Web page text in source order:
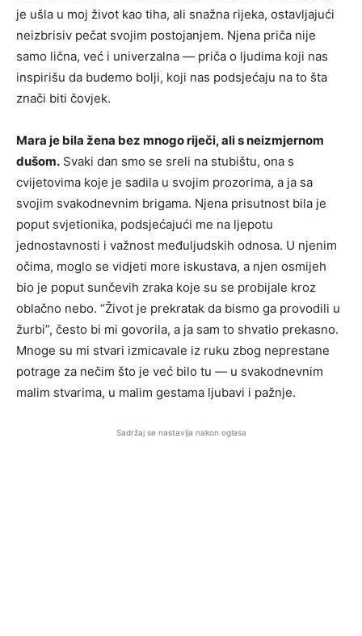
je ušla u moj život kao tiha, ali snažna rijeka, ostavljajući
neizbrisiv pečat svojim postojanjem. Njena priča nije
samo lična, već i univerzalna — priča o ljudima koji nas
inspirišu da budemo bolji, koji nas podsjećaju na to šta
znači biti čovjek.
Mara je bila žena bez mnogo riječi, ali s neizmjernom
dušom. Svaki dan smo se sreli na stubištu, ona s
cvijetovima koje je sadila u svojim prozorima, a ja sa
svojim svakodnevnim brigama. Njena prisutnost bila je
poput svjetionika, podsjećajući me na ljepotu
jednostavnosti i važnost međuljudskih odnosa. U njenim
očima, moglo se vidjeti more iskustava, a njen osmijeh
bio je poput sunčevih zraka koje su se probijale kroz
oblačno nebo. “Život je prekratak da bismo ga provodili u
žurbi”, često bi mi govorila, a ja sam to shvatio prekasno.
Mnoge su mi stvari izmicavale iz ruku zbog neprestane
potrage za nečim što je već bilo tu — u svakodnevnim
malim stvarima, u malim gestama ljubavi i pažnje.
Sadržaj se nastavlja nakon oglasa